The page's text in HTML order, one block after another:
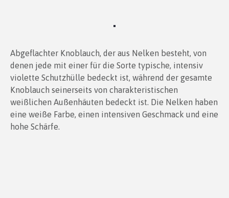
Abgeflachter Knoblauch, der aus Nelken besteht, von
denen jede mit einer für die Sorte typische, intensiv
violette Schutzhülle bedeckt ist, während der gesamte
Knoblauch seinerseits von charakteristischen
weißlichen Außenhäuten bedeckt ist. Die Nelken haben
eine weiße Farbe, einen intensiven Geschmack und eine
hohe Schärfe.